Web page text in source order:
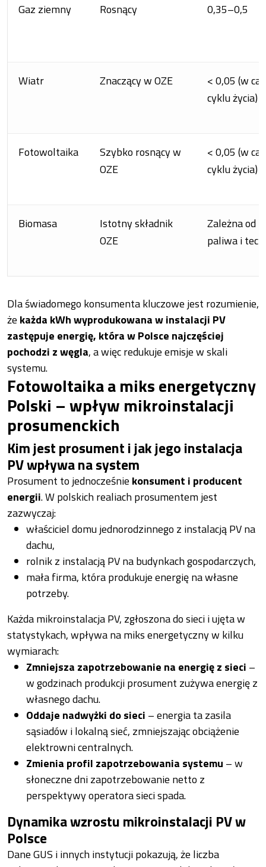
Gaz ziemny Rosnący 0,35–0,5
Wiatr Znaczący w OZE
< 0,05 (w
cyklu życia)
Fotowoltaika
Szybko rosnący w
OZE
< 0,05 (w
cyklu życia)
Biomasa
Istotny składnik
OZE
Zależna od
paliwa i
Dla świadomego konsumenta kluczowe jest rozumienie,
że każda kWh wyprodukowana w instalacji PV
zastępuje energię, która w Polsce najczęściej
pochodzi z węgla, a więc redukuje emisje w skali
systemu.
Fotowoltaika a miks energetyczny
Polski – wpływ mikroinstalacji
prosumenckich
Kim jest prosument i jak jego instalacja
PV wpływa na system
Prosument to jednocześnie konsument i producent
energii. W polskich realiach prosumentem jest
zazwyczaj:
właściciel domu jednorodzinnego z instalacją PV na
dachu,
rolnik z instalacją PV na budynkach gospodarczych,
mała firma, która produkuje energię na własne
potrzeby.
Każda mikroinstalacja PV, zgłoszona do sieci i ujęta w
statystykach, wpływa na miks energetyczny w kilku
wymiarach:
Zmniejsza zapotrzebowanie na energię z sieci –
w godzinach produkcji prosument zużywa energię z
własnego dachu.
Oddaje nadwyżki do sieci – energia ta zasila
sąsiadów i lokalną sieć, zmniejszając obciążenie
elektrowni centralnych.
Zmienia profil zapotrzebowania systemu – w
słoneczne dni zapotrzebowanie netto z
perspektywy operatora sieci spada.
Dynamika wzrostu mikroinstalacji PV w
Polsce
Dane GUS i innych instytucji pokazują, że liczba